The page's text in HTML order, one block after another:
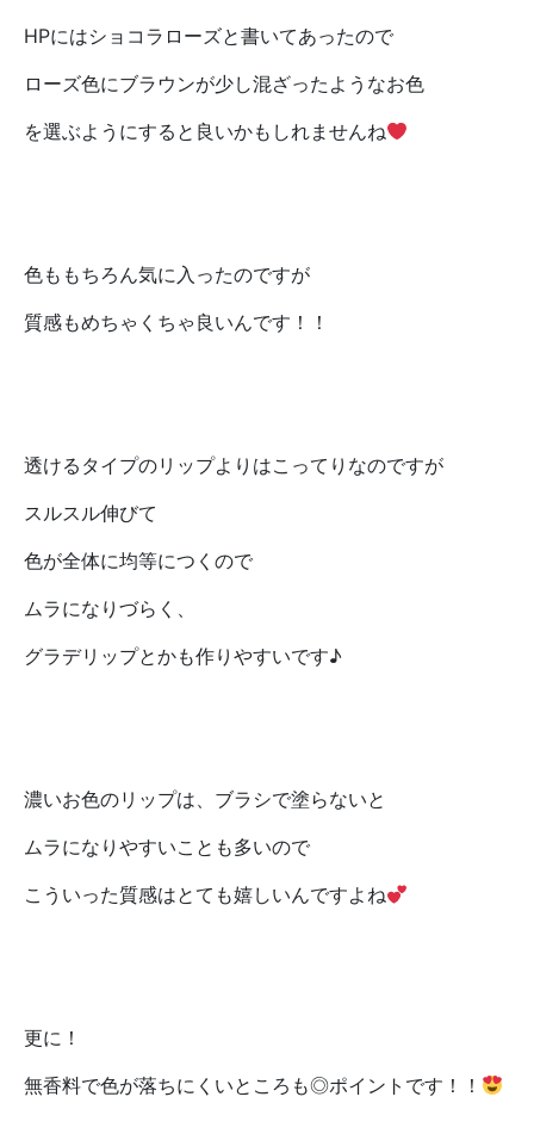
HPにはショコラローズと書いてあったので
ローズ色にブラウンが少し混ざったようなお色
を選ぶようにすると良いかもしれませんね
色ももちろん気に入ったのですが
質感もめちゃくちゃ良いんです！！
透けるタイプのリップよりはこってりなのですが
スルスル伸びて
色が全体に均等につくので
ムラになりづらく、
グラデリップとかも作りやすいです♪
濃いお色のリップは、ブラシで塗らないと
ムラになりやすいことも多いので
こういった質感はとても嬉しいんですよね
更に！
無香料で色が落ちにくいところも◎ポイントです！！